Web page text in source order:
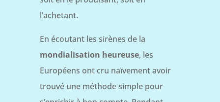
l’achetant.
En écoutant les sirènes de la
mondialisation heureuse, les
Européens ont cru naïvement avoir
trouvé une méthode simple pour